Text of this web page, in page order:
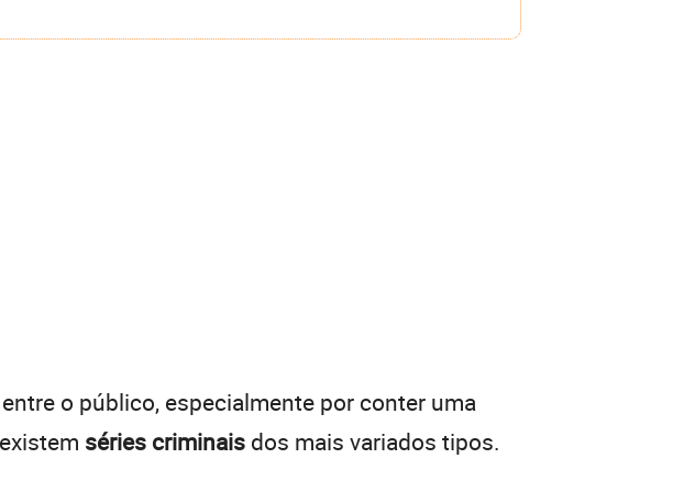
o público, especialmente por conter uma
séries criminais dos mais variados tipos.